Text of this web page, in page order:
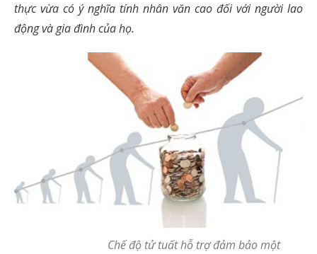
thực vừa có ý nghĩa tính nhân văn cao đối với người lao
động và gia đình của họ.
Chế độ tử tuất hỗ trợ đảm bảo một